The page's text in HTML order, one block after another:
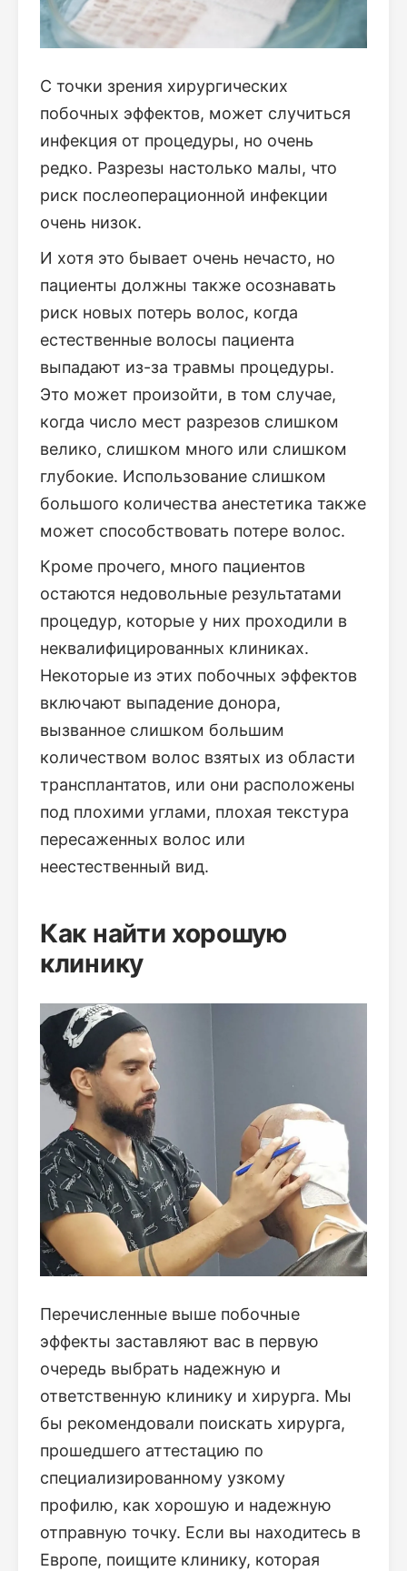
С точки зрения хирургических
побочных эффектов, может случиться
инфекция от процедуры, но очень
редко. Разрезы настолько малы, что
риск послеоперационной инфекции
очень низок.
И хотя это бывает очень нечасто, но
пациенты должны также осознавать
риск новых потерь волос, когда
естественные волосы пациента
выпадают из-за травмы процедуры.
Это может произойти, в том случае,
когда число мест разрезов слишком
велико, слишком много или слишком
глубокие. Использование слишком
большого количества анестетика также
может способствовать потере волос.
Кроме прочего, много пациентов
остаются недовольные результатами
процедур, которые у них проходили в
неквалифицированных клиниках.
Некоторые из этих побочных эффектов
включают выпадение донора,
вызванное слишком большим
количеством волос взятых из области
трансплантатов, или они расположены
под плохими углами, плохая текстура
пересаженных волос или
неестественный вид.
Как найти хорошую
клинику
Перечисленные выше побочные
эффекты заставляют вас в первую
очередь выбрать надежную и
ответственную клинику и хирурга. Мы
бы рекомендовали поискать хирурга,
прошедшего аттестацию по
специализированному узкому
профилю, как хорошую и надежную
отправную точку. Если вы находитесь в
Европе, поищите клинику, которая